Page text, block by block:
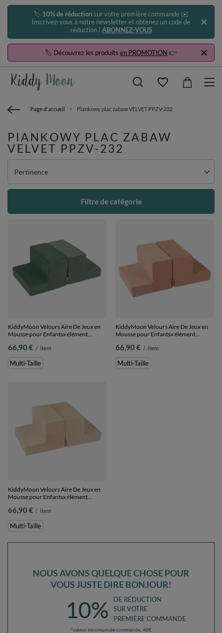
🏷️ 10% de réductionsur votre première commande ✉️
Inscrivez-vous à notre newsletter et obtenez un code de
réduction | ABONNEZ-VOUS
🏷️ Découvrez les produits en PROMOTION 👉
Page d'accueil Piankowy plac zabaw VELVET PPZV-232
PIANKOWY PLAC ZABAW
VELVET PPZV-232
Zmień sortowanie
Pertinence
Filtre de catégorie
KiddyMoon Velours Aire De Jeux en
Mousse pour Enfantsx élément
Taille
66,90 € / item
Multi-Taille
KiddyMoon Velours Aire De Jeux en
Mousse pour Enfantsx élément
Multi-Taille
66,90 € / item
Multi-Taille
KiddyMoon Velours Aire De Jeux en
Mousse pour Enfantsx élément
Multi-Taille
66,90 € / item
Multi-Taille
NOUS AVONS QUELQUE CHOSE POUR
VOUS JUSTE DIRE BONJOUR!
10%
DE RÉDUCTION
SUR VOTRE
PREMIÈRE COMMANDE
*valeur minimum de commande: 40€